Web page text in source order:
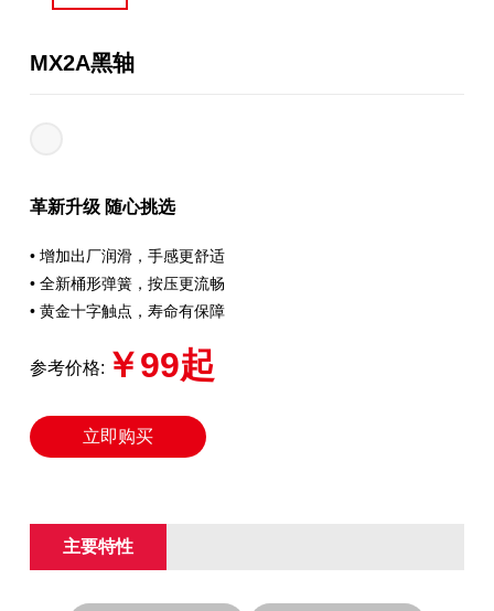
MX2A黑轴
革新升级 随心挑选
• 增加出厂润滑，手感更舒适
• 全新桶形弹簧，按压更流畅
• 黄金十字触点，寿命有保障
参考价格: ￥99起
立即购买
主要特性